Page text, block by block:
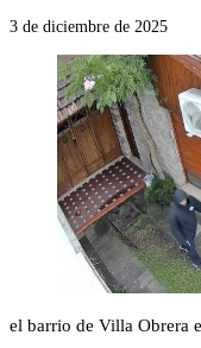
3 de diciembre de 2025
el barrio de Villa Obrera